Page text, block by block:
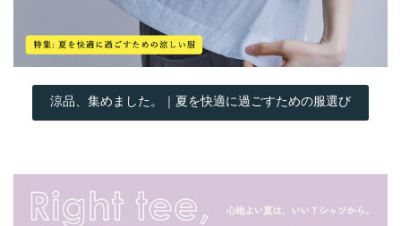
涼品、集めました。｜夏を快適に過ごすための服選び